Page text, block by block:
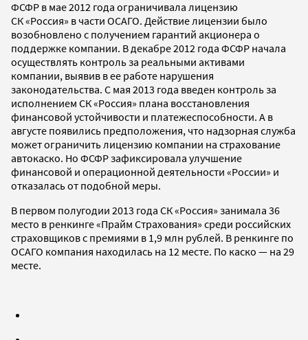
ФСФР в мае 2012 года ограничивала лицензию
СК «Россия» в части ОСАГО. Действие лицензии было
возобновлено с получением гарантий акционера о
поддержке компании. В декабре 2012 года ФСФР начала
осуществлять контроль за реальными активами
компании, выявив в ее работе нарушения
законодательства. С мая 2013 года введен контроль за
исполнением СК «Россия» плана восстановления
финансовой устойчивости и платежеспособности. А в
августе появились предположения, что надзорная служба
может ограничить лицензию компании на страхование
автокаско. Но ФСФР зафиксировала улучшение
финансовой и операционной деятельности «России» и
отказалась от подобной меры.
В первом полугодии 2013 года СК «Россия» занимала 36
место в ренкинге «Прайм Страхования» среди российских
страховщиков с премиями в 1,9 млн рублей. В ренкинге по
ОСАГО компания находилась на 12 месте. По каско — на 29
месте.